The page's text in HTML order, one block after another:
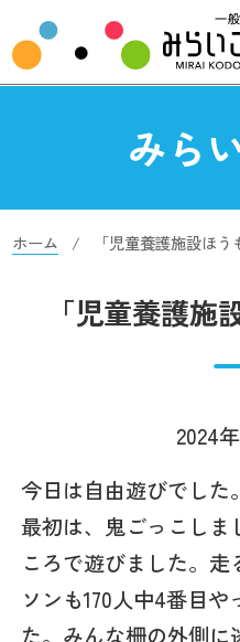
みら
ホーム 「児童養護施設ほう
「児童養護施
2024
今日は自由遊びでした。
最初は、鬼ごっこしま
ころで遊びました。
ソンも170人中4番目
た。みんな柵の外側